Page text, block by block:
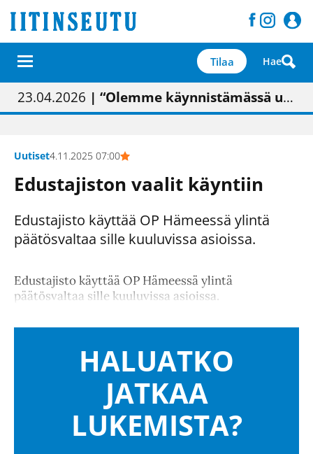
Tilaa Hae
01.02.2026 | Painon vaihtumisen pitäisi näkyä hieman parempana painojäljen laatuna lehdessä
05.02.2026 | Uudistettu kunnantalo on valoisa
23.04.2026 | “Olemme käynnistämässä uudelleen keskustavisiotyön”
09.05.2026| "Maalla on totuttu elämään omavaraisemmin kuin kaupungissa"
Uutiset4.11.2025 07:00
Edustajiston vaalit käyntiin
Edustajisto käyttää OP Hämeessä ylintä
päätösvaltaa sille kuuluvissa asioissa.
Edustajisto käyttää OP Hämeessä ylintä
päätösvaltaa sille kuuluvissa asioissa.
HALUATKO
JATKAA
LUKEMISTA?